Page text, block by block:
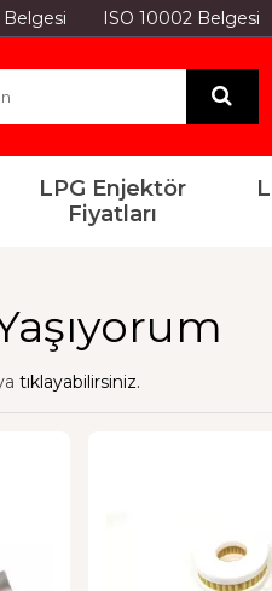
Belgesi ISO 10002 Belgesi
LPG Enjektör
Fiyatları
tıklayabilirsiniz.